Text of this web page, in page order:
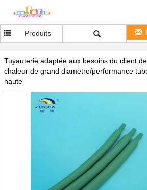
Produits
Tuyauterie adaptée aux besoins du client
chaleur de grand diamètre/performance
haute